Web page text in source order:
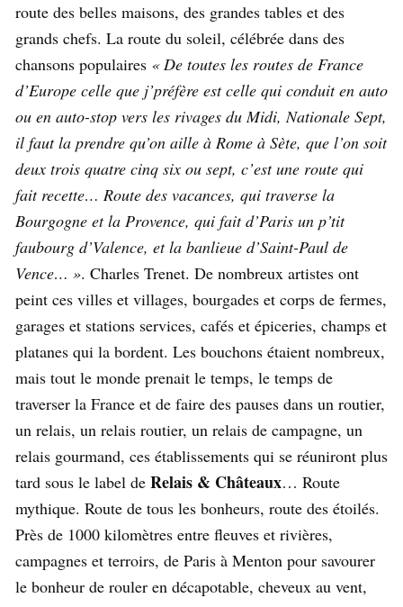
route des belles maisons, des grandes tables et des
grands chefs. La route du soleil, célébrée dans des
chansons populaires « De toutes les routes de France
d’Europe celle que j’préfère est celle qui conduit en auto
ou en auto-stop vers les rivages du Midi, Nationale Sept,
il faut la prendre qu’on aille à Rome à Sète, que l’on soit
deux trois quatre cinq six ou sept, c’est une route qui
fait recette… Route des vacances, qui traverse la
Bourgogne et la Provence, qui fait d’Paris un p’tit
faubourg d’Valence, et la banlieue d’Saint-Paul de
Vence… ». Charles Trenet. De nombreux artistes ont
peint ces villes et villages, bourgades et corps de fermes,
garages et stations services, cafés et épiceries, champs et
platanes qui la bordent. Les bouchons étaient nombreux,
mais tout le monde prenait le temps, le temps de
traverser la France et de faire des pauses dans un routier,
un relais, un relais routier, un relais de campagne, un
relais gourmand, ces établissements qui se réuniront plus
tard sous le label de Relais & Châteaux… Route
mythique. Route de tous les bonheurs, route des étoilés.
Près de 1000 kilomètres entre fleuves et rivières,
campagnes et terroirs, de Paris à Menton pour savourer
le bonheur de rouler en décapotable, cheveux au vent,